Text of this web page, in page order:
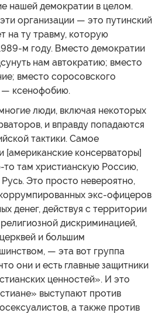
нашей демократии в целом.
организации — это путинский
на ту травму, которую
м году. Вместо демократии
нам автократию; вместо
вместо соросовского
— ксенофобию.
люди, включая некоторых
и вправду попадаются
тактики. Самое
[американские консерваторы]
то там христианскую Россию,
Это просто невероятно,
экс-офицеров
денег, действуя с территории
дискриминацией,
и большим
— эта вот группа
они и есть главные защитники
ценностей». И это
выступают против
а также против